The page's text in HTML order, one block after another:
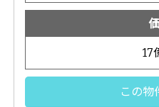
17
この物